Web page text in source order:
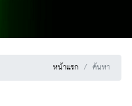
หน้าแรก ค้นหา